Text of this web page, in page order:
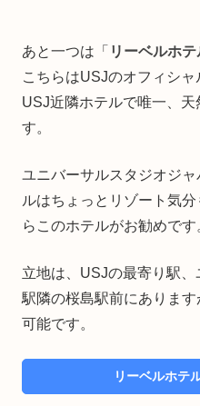
あと一つは「 リーベルホテ
こちらはUSJのオフィシャ
USJ近隣ホテルで唯一、
す。
ユニバーサルスタジオジ
ルはちょっとリゾート気
らこのホテルがお勧めです
立地は、USJの最寄り駅
駅隣の桜島駅前にありま
可能です。
リーベルホテ